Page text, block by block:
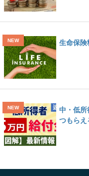
生命保
中・低所
つもらえ